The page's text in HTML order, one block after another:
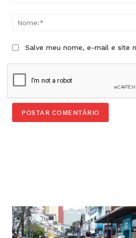
Salve meu nome, e-mail e site